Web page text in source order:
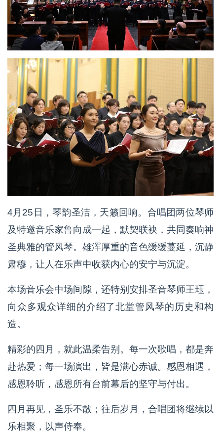
4月25日，琴韵圣洁，天籁回响。合唱团两位琴师
及特邀音乐家鲁向成一起，默契联袂，共同奏响神
圣典雅的管风琴。雄浑厚重的音色缓缓蔓延，沉静
肃穆，让人在乐声中收获内心的安宁与沉淀。
本场音乐会中场间隙，还特别安排圣音琴师王珏，
向众多观众详细的介绍了北堂管风琴的历史和构
造。
精彩的四月，就此温柔告别。每一次歌唱，都是奔
赴热爱；每一场演出，皆是满心赤诚。感恩相遇，
感恩聆听，感恩所有台前幕后的坚守与付出。
四月再见，圣乐不散；往后岁月，合唱团将继续以
乐相聚，以声侍奉。